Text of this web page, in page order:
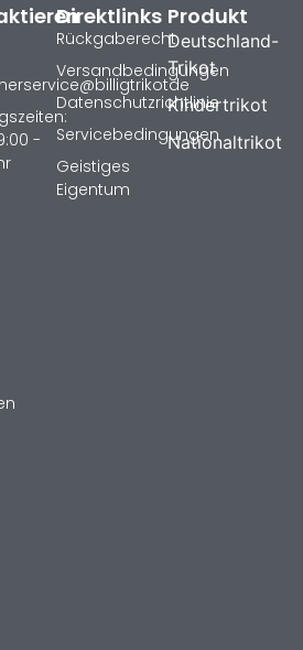
Produkt
Deutschland-
Trikot
Kindertrikot
Nationaltrikot
Direktlinks
Rückgaberecht
Versandbedingungen
Datenschutzrichtlinie
Servicebedingungen
Geistiges
Eigentum
-